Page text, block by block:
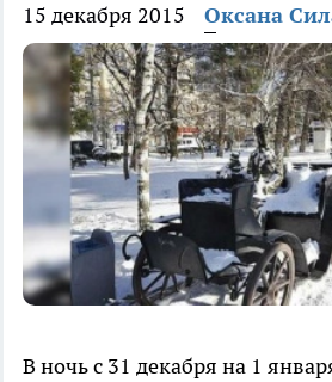
15 декабря 2015 Оксана
В ночь с 31 декабря на 1